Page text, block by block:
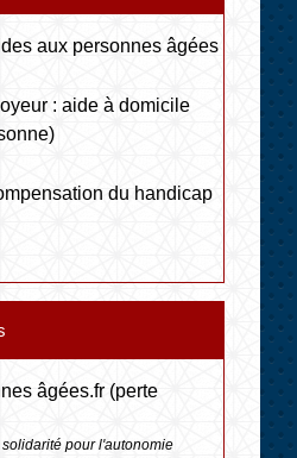
aux personnes âgées
: aide à domicile
du handicap
âgées.fr (perte
pour l'autonomie